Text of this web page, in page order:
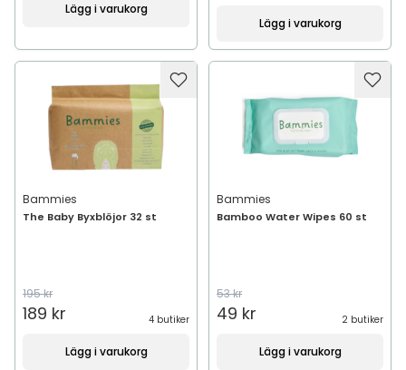
Lägg i varukorg
Lägg i varukorg
Bammies
The Baby Byxblöjor 32 st
195 kr
189 kr 4 butiker
Lägg i varukorg
Bammies
Bamboo Water Wipes 60 st
53 kr
49 kr 2 butiker
Lägg i varukorg